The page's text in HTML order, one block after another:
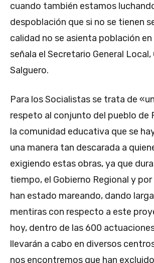
cuando también estamos
despoblación que si no se tienen
calidad no se asienta población en
señala el Secretario General Local,
Salguero.
Para los Socialistas se trata de
respeto al conjunto del pueblo de
la comunidad educativa que se
una manera tan descarada a
exigiendo estas obras, ya que
tiempo, el Gobierno Regional y por
han estado mareando, dando
mentiras con respecto a este
hoy, dentro de las 600
llevarán a cabo en diversos
nos encontremos que han